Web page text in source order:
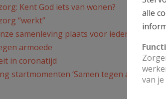
Kent God iets van wonen?
“werkt”
samenleving plaats voor iedereen?
armoede
in coronatijd
startmomenten ‘Samen tegen armoede’
alle
van